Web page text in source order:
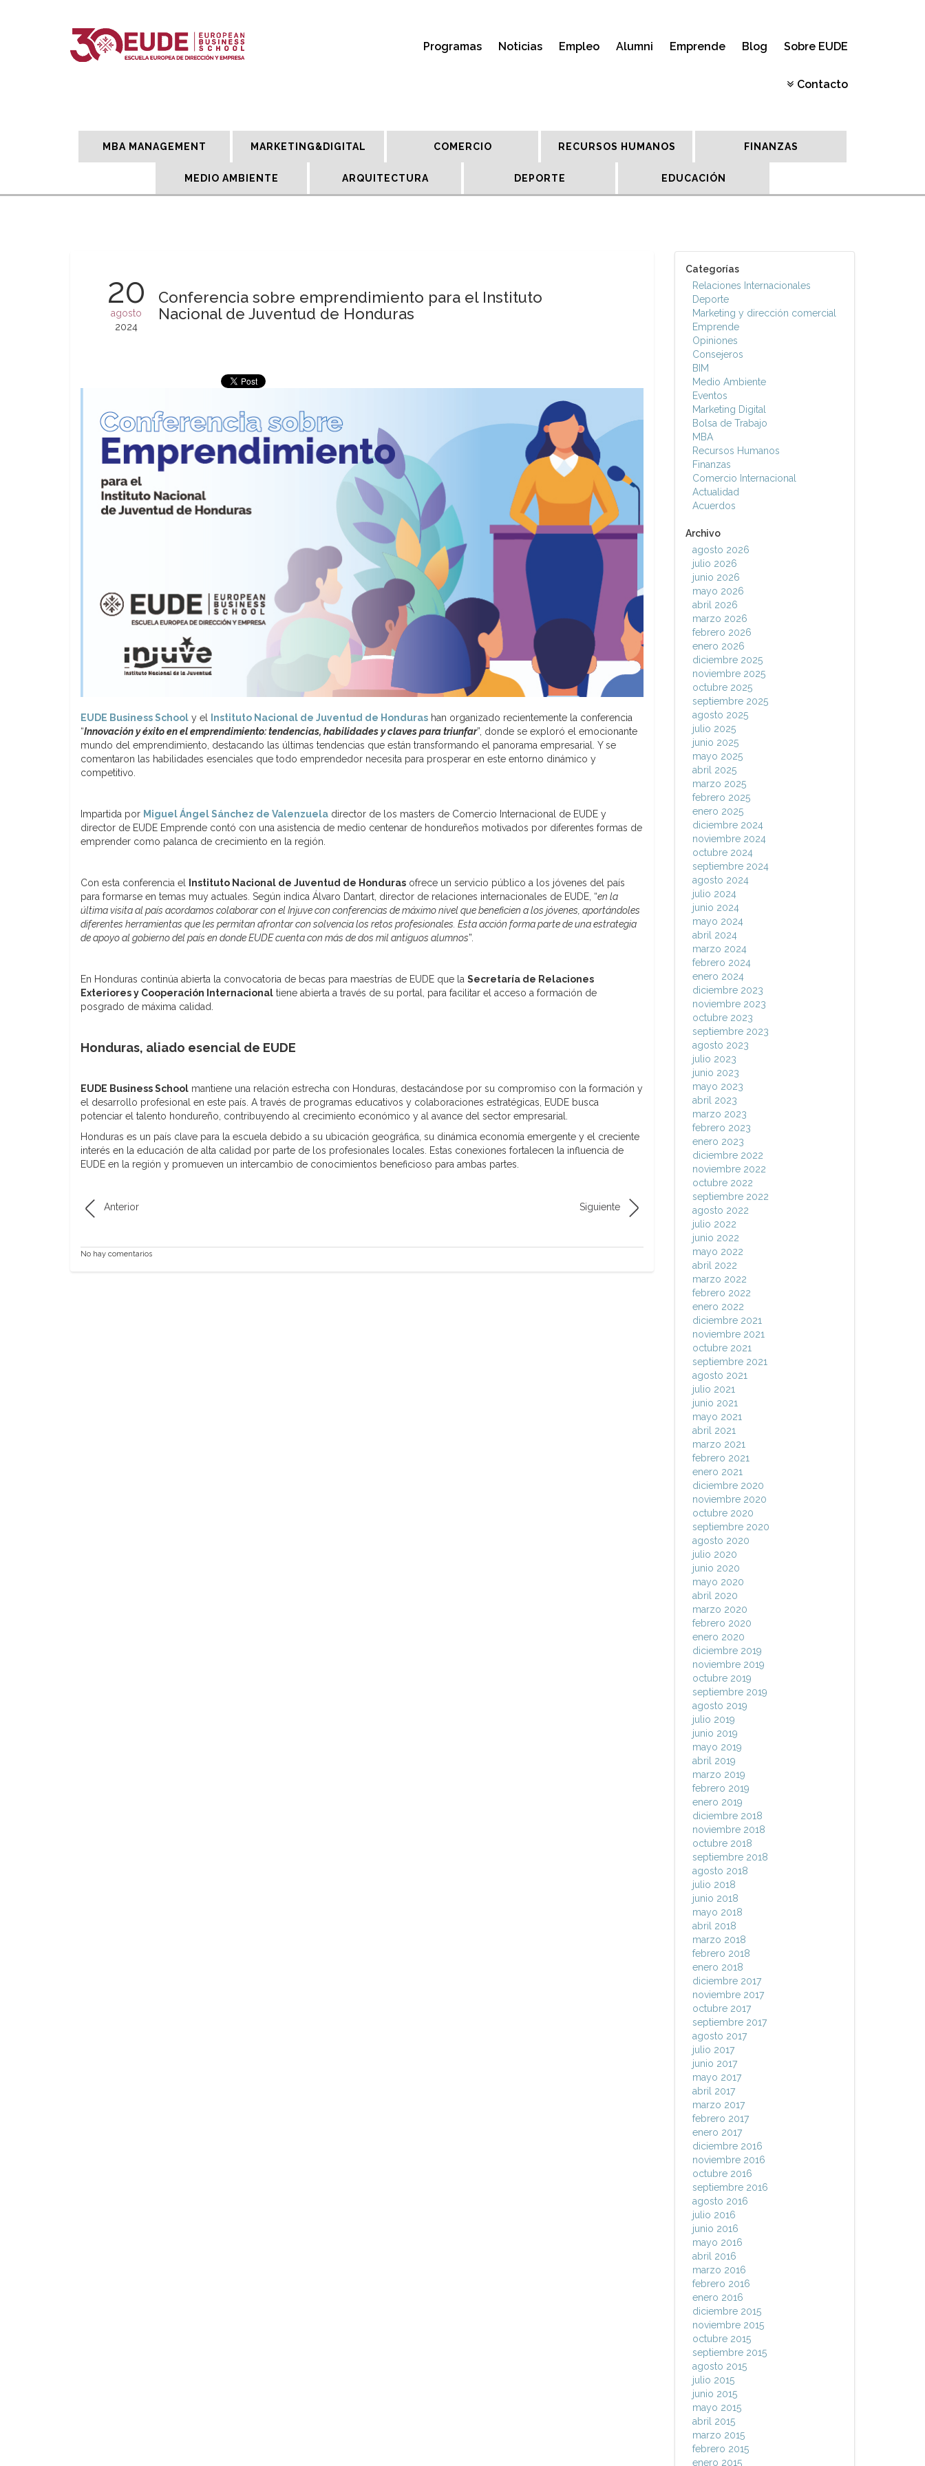
Programas Noticias Empleo Alumni Emprende Blog Sobre EUDE
Contacto
MBA MANAGEMENT MARKETING&DIGITAL COMERCIO RECURSOS HUMANOS FINANZAS
MEDIO AMBIENTE ARQUITECTURA DEPORTE EDUCACIÓN
20
agosto
2024
Conferencia sobre emprendimiento para el Instituto
Nacional de Juventud de Honduras
EUDE Business School y el Instituto Nacional de Juventud de Honduras han organizado recientemente la conferencia
“Innovación y éxito en el emprendimiento: tendencias, habilidades y claves para triunfar”, donde se exploró el emocionante
mundo del emprendimiento, destacando las últimas tendencias que están transformando el panorama empresarial. Y se
comentaron las habilidades esenciales que todo emprendedor necesita para prosperar en este entorno dinámico y
competitivo.
Impartida por Miguel Ángel Sánchez de Valenzuela director de los masters de Comercio Internacional de EUDE y
director de EUDE Emprende contó con una asistencia de medio centenar de hondureños motivados por diferentes formas de
emprender como palanca de crecimiento en la región.
Con esta conferencia el Instituto Nacional de Juventud de Honduras ofrece un servicio público a los jóvenes del país
para formarse en temas muy actuales. Según indica Álvaro Dantart, director de relaciones internacionales de EUDE, “en la
última visita al país acordamos colaborar con el Injuve con conferencias de máximo nivel que beneficien a los jóvenes, aportándoles
diferentes herramientas que les permitan afrontar con solvencia los retos profesionales. Esta acción forma parte de una estrategia
de apoyo al gobierno del país en donde EUDE cuenta con más de dos mil antiguos alumnos”.
En Honduras continúa abierta la convocatoria de becas para maestrías de EUDE que la Secretaría de Relaciones
Exteriores y Cooperación Internacional tiene abierta a través de su portal, para facilitar el acceso a formación de
posgrado de máxima calidad.
Honduras, aliado esencial de EUDE
EUDE Business School mantiene una relación estrecha con Honduras, destacándose por su compromiso con la formación y
el desarrollo profesional en este país. A través de programas educativos y colaboraciones estratégicas, EUDE busca
potenciar el talento hondureño, contribuyendo al crecimiento económico y al avance del sector empresarial.
Honduras es un país clave para la escuela debido a su ubicación geográfica, su dinámica economía emergente y el creciente
interés en la educación de alta calidad por parte de los profesionales locales. Estas conexiones fortalecen la influencia de
EUDE en la región y promueven un intercambio de conocimientos beneficioso para ambas partes.
Anterior Siguiente
No hay comentarios
Categorías
Relaciones Internacionales
Deporte
Marketing y dirección comercial
Emprende
Opiniones
Consejeros
BIM
Medio Ambiente
Eventos
Marketing Digital
Bolsa de Trabajo
MBA
Recursos Humanos
Finanzas
Comercio Internacional
Actualidad
Acuerdos
Archivo
agosto 2026
julio 2026
junio 2026
mayo 2026
abril 2026
marzo 2026
febrero 2026
enero 2026
diciembre 2025
noviembre 2025
octubre 2025
septiembre 2025
agosto 2025
julio 2025
junio 2025
mayo 2025
abril 2025
marzo 2025
febrero 2025
enero 2025
diciembre 2024
noviembre 2024
octubre 2024
septiembre 2024
agosto 2024
julio 2024
junio 2024
mayo 2024
abril 2024
marzo 2024
febrero 2024
enero 2024
diciembre 2023
noviembre 2023
octubre 2023
septiembre 2023
agosto 2023
julio 2023
junio 2023
mayo 2023
abril 2023
marzo 2023
febrero 2023
enero 2023
diciembre 2022
noviembre 2022
octubre 2022
septiembre 2022
agosto 2022
julio 2022
junio 2022
mayo 2022
abril 2022
marzo 2022
febrero 2022
enero 2022
diciembre 2021
noviembre 2021
octubre 2021
septiembre 2021
agosto 2021
julio 2021
junio 2021
mayo 2021
abril 2021
marzo 2021
febrero 2021
enero 2021
diciembre 2020
noviembre 2020
octubre 2020
septiembre 2020
agosto 2020
julio 2020
junio 2020
mayo 2020
abril 2020
marzo 2020
febrero 2020
enero 2020
diciembre 2019
noviembre 2019
octubre 2019
septiembre 2019
agosto 2019
julio 2019
junio 2019
mayo 2019
abril 2019
marzo 2019
febrero 2019
enero 2019
diciembre 2018
noviembre 2018
octubre 2018
septiembre 2018
agosto 2018
julio 2018
junio 2018
mayo 2018
abril 2018
marzo 2018
febrero 2018
enero 2018
diciembre 2017
noviembre 2017
octubre 2017
septiembre 2017
agosto 2017
julio 2017
junio 2017
mayo 2017
abril 2017
marzo 2017
febrero 2017
enero 2017
diciembre 2016
noviembre 2016
octubre 2016
septiembre 2016
agosto 2016
julio 2016
junio 2016
mayo 2016
abril 2016
marzo 2016
febrero 2016
enero 2016
diciembre 2015
noviembre 2015
octubre 2015
septiembre 2015
agosto 2015
julio 2015
junio 2015
mayo 2015
abril 2015
marzo 2015
febrero 2015
enero 2015